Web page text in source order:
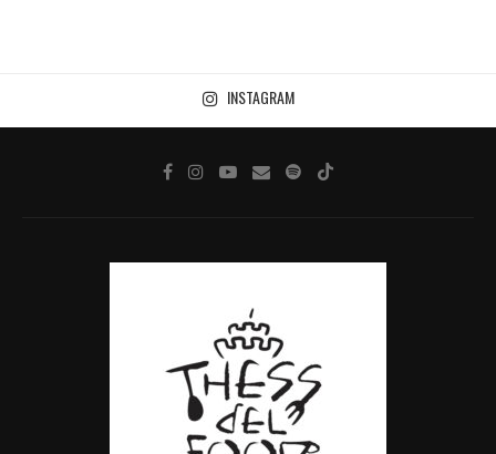
INSTAGRAM